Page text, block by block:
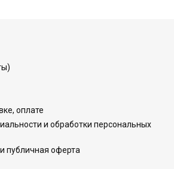
оплате
и обработки персональных
публичная оферта